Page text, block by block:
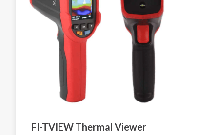
FI-TVIEW Thermal Viewer